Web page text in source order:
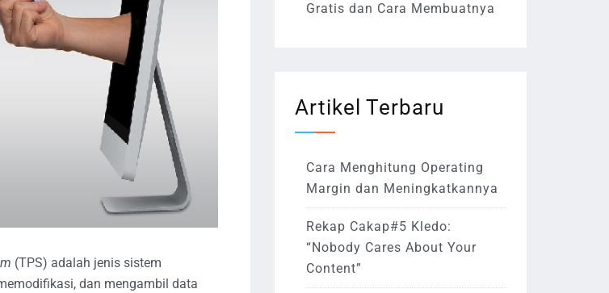
(TPS) adalah jenis sistem
dan mengambil data
Gratis dan Cara Membuatnya
Artikel Terbaru
Cara Menghitung Operating
Margin dan Meningkatkannya
Rekap Cakap#5 Kledo:
“Nobody Cares About Your
Content”